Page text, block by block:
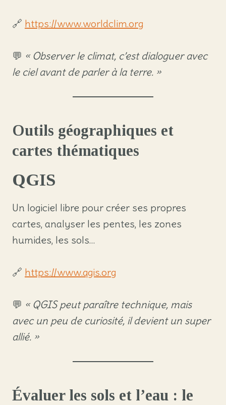
🔗 https://www.worldclim.org
💬 « Observer le climat, c’est dialoguer avec
le ciel avant de parler à la terre. »
Outils géographiques et
cartes thématiques
QGIS
Un logiciel libre pour créer ses propres
cartes, analyser les pentes, les zones
humides, les sols…
🔗 https://www.qgis.org
💬 « QGIS peut paraître technique, mais
avec un peu de curiosité, il devient un super
allié. »
Évaluer les sols et l’eau : le